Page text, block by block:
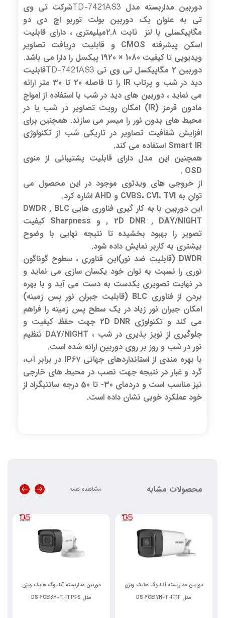
دوربین مداربسته مدل TD-7421AS3شرکت تی وی
تی به عنوان یک دوربین بولت توربو اچ دی دو
مگاپیکسلی با لنز ثابت ۲.۸میلیمتری ، دارای قابلیت
اسکن پیشرفته CMOS و قابلیت دریافت تصاویر
ویدیویی تا کیفیت 1080 × 1920 پیکسل را دارا می باشد.
دوربین 2 مگاپیکسل تی وی تی
TD-7421AS3قابلیت
دید در شب و پرتاب IR را تا فاصله 20 تا 30 متر ارائه
می نماید ، دوربین های دید در شب با استفاده از امواج
مادون قرمز (IR) امکان رویت تصاویر در شب یا در
محیط های بدون نور را میسر می سازند. همچنین برای
افزایش شفافیت تصاویر در تاریکی شب از تکنولوژی
Smart IR استفاده می کند.
همچنین این مدل دارای قابلیت پشتیبانی از منوی
OSD .
از خروجی های ویدئوی موجود در این محصول می
توان به CVBS، CVI، TVI و AHD اشاره کرد.
این دوربین با به کار گیری فناوری هایی DWDR , BLC
, 2D DNR , DAY/NIGHT و Sharpness کیفیت
تصویر را بهبود بخشیده تا نتیجه نهایی با وضوح
بیشتری به کاربر نمایش داده شود.
DWDR (قابلیت ضد نور)این فناوری ، سطوح گوناگون
نوری را نسبت به توان خود یکسان سازی می نماید و
در نهایت تصویری یکدست به دست می آید و با بهره
بردن از فناوری BLC (قابلیت جبران نور پس زمینه)
امکان جبران نور زیاد در یک سطح پس زمینه را فراهم
می کند و تکنولوژی 2D DNR جهت حفظ کیفیت و
جلوگیری از نویز پذیری در شب ، DAY/NIGHT تنظیم
نور در شب و روز بر روی دوربین ارائه شده است.
با بهره مندی از استانداردهای جهانی IP67 در برابر آب،
گرد و غبار در نتیجه جهت نصب در محیط های خارجی
نیز مناسب است و دردمای 30- تا 50 درجه سانتیگراد از
خود عملکرد خوبی نشان داده است.
محصولات مشابه مشاهده همه
دوربین مداربسته آنالـوگ هایک ویژن
مدل DS-2CE17H0T-IT1F
دوربین مداربسته آنالـوگ هایک ویژن
مدل DS-2CE16H0T-ITPFS